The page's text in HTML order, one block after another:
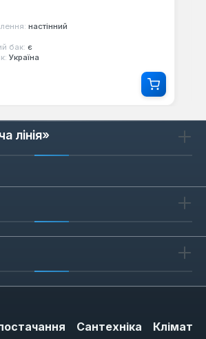
настінний
бак: є
Україна
лінія»
Сантехніка
Клімат